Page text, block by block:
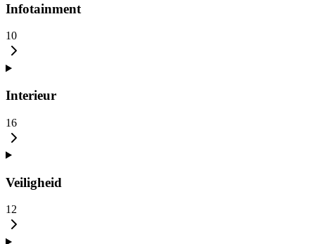
Infotainment
10
Interieur
16
Veiligheid
12